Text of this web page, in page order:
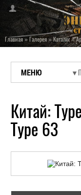
Главная»Галерея»Каталог»
МЕНЮ
Китай:
Type 63